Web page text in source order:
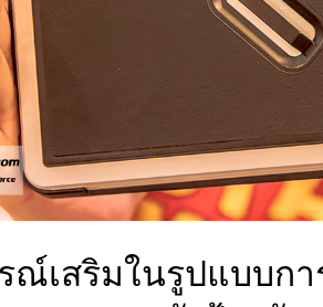
ณ์เสริมในรูปแบบก